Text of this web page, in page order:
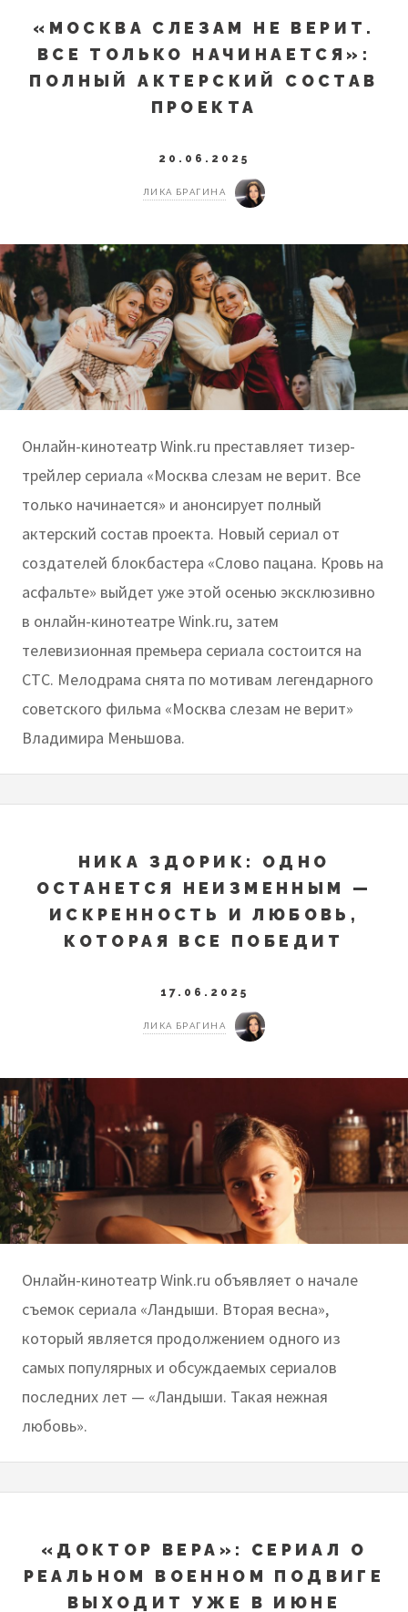
«МОСКВА СЛЕЗАМ НЕ ВЕРИТ.
ВСЕ ТОЛЬКО НАЧИНАЕТСЯ»:
ПОЛНЫЙ АКТЕРСКИЙ СОСТАВ
ПРОЕКТА
20.06.2025
ЛИКА БРАГИНА
Онлайн-кинотеатр Wink.ru преставляет тизер-
трейлер сериала «Москва слезам не верит. Все
только начинается» и анонсирует полный
актерский состав проекта. Новый сериал от
создателей блокбастера «‎Слово пацана. Кровь на
асфальте» выйдет уже этой осенью эксклюзивно
в онлайн-кинотеатре Wink.ru, затем
телевизионная премьера сериала состоится на
СТС. Мелодрама снята по мотивам легендарного
советского фильма «Москва слезам не верит»
Владимира Меньшова.
НИКА ЗДОРИК: ОДНО
ОСТАНЕТСЯ НЕИЗМЕННЫМ —
ИСКРЕННОСТЬ И ЛЮБОВЬ,
КОТОРАЯ ВСЕ ПОБЕДИТ
17.06.2025
ЛИКА БРАГИНА
Онлайн-кинотеатр Wink.ru объявляет о начале
съемок сериала «Ландыши. Вторая весна»,
который является продолжением одного из
самых популярных и обсуждаемых сериалов
последних лет — «Ландыши. Такая нежная
любовь».
«ДОКТОР ВЕРА»: СЕРИАЛ О
РЕАЛЬНОМ ВОЕННОМ ПОДВИГЕ
ВЫХОДИТ УЖЕ В ИЮНЕ